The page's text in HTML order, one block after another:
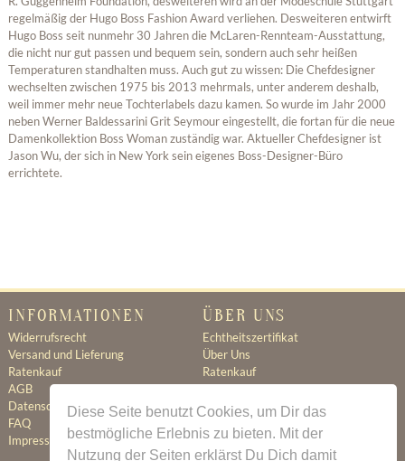
Diese Seite benutzt Cookies, um Dir das
bestmögliche Erlebnis zu bieten. Mit der
Nutzung der Seiten erklärst Du Dich damit
regelmäßig der Hugo Boss Fashion Award verliehen. Desweiteren entwirft
Hugo Boss seit nunmehr 30 Jahren die McLaren-Rennteam-Ausstattung,
die nicht nur gut passen und bequem sein, sondern auch sehr heißen
Temperaturen standhalten muss. Auch gut zu wissen: Die Chefdesigner
wechselten zwischen 1975 bis 2013 mehrmals, unter anderem deshalb,
weil immer mehr neue Tochterlabels dazu kamen. So wurde im Jahr 2000
neben Werner Baldessarini Grit Seymour eingestellt, die fortan für die neue
Damenkollektion Boss Woman zuständig war. Aktueller Chefdesigner ist
Jason Wu, der sich in New York sein eigenes Boss-Designer-Büro
errichtete.
INFORMATIONEN
Widerrufsrecht
Versand und Lieferung
Ratenkauf
AGB
Datenschutz
FAQ
Impressum
ÜBER UNS
Echtheitszertifikat
Über Uns
Ratenkauf
Newsletter
Kontakt